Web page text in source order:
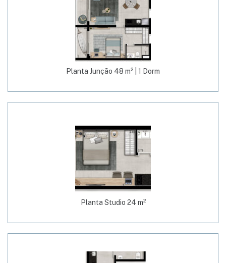
Planta Junção 48 m² | 1 Dorm
Planta Studio 24 m²